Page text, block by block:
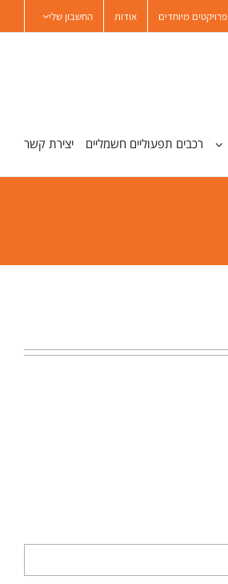
פרויקטים מיוחדים אודות החשבון שלי
רכבים תפעוליים חשמליים יצירת קשר